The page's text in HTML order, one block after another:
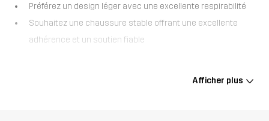
Préférez un design léger avec une excellente respirabilité
Souhaitez une chaussure stable offrant une excellente
adhérence et un soutien fiable
confortables, les chaussures de marche Daytrek sont conçues
Afficher plus